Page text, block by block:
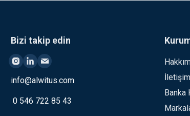
Bizi takip edin
info@alwitus.com
0 546 722 85 43
İletişim
Banka